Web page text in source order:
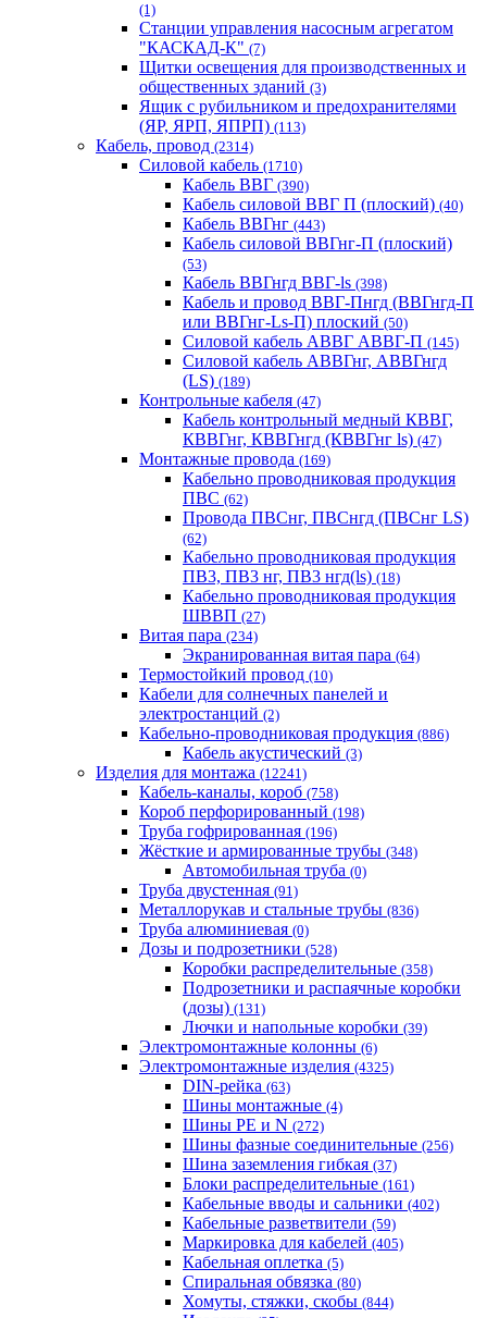
(1)
Станции управления насосным агрегатом
"КАСКАД-К" (7)
Щитки освещения для производственных и
общественных зданий (3)
Ящик с рубильником и предохранителями
(ЯР, ЯРП, ЯПРП) (113)
Кабель, провод (2314)
Силовой кабель (1710)
Кабель ВВГ (390)
Кабель силовой ВВГ П (плоский) (40)
Кабель ВВГнг (443)
Кабель силовой ВВГнг-П (плоский)
(53)
Кабель ВВГнгд ВВГ-ls (398)
Кабель и провод ВВГ-Пнгд (ВВГнгд-П
или ВВГнг-Ls-П) плоский (50)
Силовой кабель АВВГ АВВГ-П (145)
Силовой кабель АВВГнг, АВВГнгд
(LS) (189)
Контрольные кабеля (47)
Кабель контрольный медный КВВГ,
КВВГнг, КВВГнгд (КВВГнг ls) (47)
Монтажные провода (169)
Кабельно проводниковая продукция
ПВС (62)
Провода ПВСнг, ПВСнгд (ПВСнг LS)
(62)
Кабельно проводниковая продукция
ПВ3, ПВ3 нг, ПВ3 нгд(ls) (18)
Кабельно проводниковая продукция
ШВВП (27)
Витая пара (234)
Экранированная витая пара (64)
Термостойкий провод (10)
Кабели для солнечных панелей и
электростанций (2)
Кабельно-проводниковая продукция (886)
Кабель акустический (3)
Изделия для монтажа (12241)
Кабель-каналы, короб (758)
Короб перфорированный (198)
Труба гофрированная (196)
Жёсткие и армированные трубы (348)
Автомобильная труба (0)
Труба двустенная (91)
Металлорукав и стальные трубы (836)
Труба алюминиевая (0)
Дозы и подрозетники (528)
Коробки распределительные (358)
Подрозетники и распаячные коробки
(дозы) (131)
Лючки и напольные коробки (39)
Электромонтажные колонны (6)
Электромонтажные изделия (4325)
DIN-рейка (63)
Шины монтажные (4)
Шины PE и N (272)
Шины фазные соединительные (256)
Шина заземления гибкая (37)
Блоки распределительные (161)
Кабельные вводы и сальники (402)
Кабельные разветвители (59)
Маркировка для кабелей (405)
Кабельная оплетка (5)
Спиральная обвязка (80)
Хомуты, стяжки, скобы (844)